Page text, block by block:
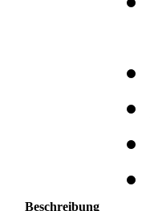
Beschreibung